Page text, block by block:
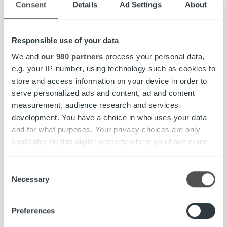
Consent Details Ad Settings About
Responsible use of your data
We and our 980 partners process your personal data,
e.g. your IP-number, using technology such as cookies to
store and access information on your device in order to
serve personalized ads and content, ad and content
measurement, audience research and services
development. You have a choice in who uses your data
and for what purposes. Your privacy choices are only
applicable on this digital property where you have made
your choices. You can change or withdraw your consent
the Privacy trigger icon.
Find out more about how your personal data is processed
and set your preferences in the
Selection
Necessary
Preferences
Är du kund till Ropo idag?*
Nej
Genom
godkänna
integritetspolicyn
godkänner
du
att
behandlar
(t.ex.
post)
för
Jag godkänner att få marknadsföringsmaterial från Ropo via e-post
Genom att godkänna integritetspolicyn godkänner du att
vi behandlar dina personuppgifter (t.ex. namn, e-post) för
att kunna skicka dig relevant information via e-post. Läs